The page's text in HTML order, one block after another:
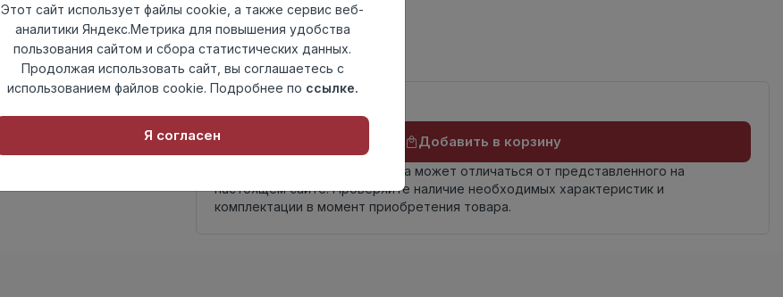
Фаска
4V
Замок
TС-Lock
Страна
происхождения
Добавить в корзину
Внимание! Внешний вид товара может отличаться от представленного на
настоящем сайте. Проверяйте наличие необходимых характеристик и
комплектации в момент приобретения товара.
Этот сайт использует файлы cookie, а также сервис веб-
аналитики Яндекс.Метрика для повышения удобства
пользования сайтом и сбора статистических данных.
Продолжая использовать сайт, вы соглашаетесь с
использованием файлов cookie. Подробнее по ссылке.
Я согласен